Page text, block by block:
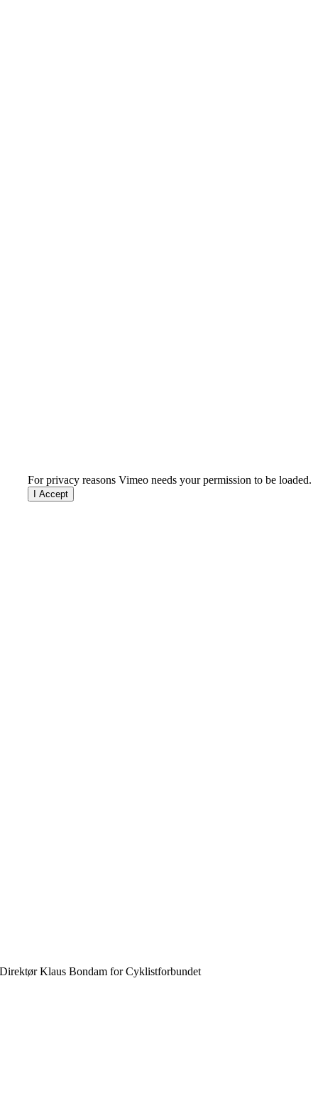
For privacy reasons Vimeo needs your permission to be loaded.
I Accept
Direktør Klaus Bondam for Cyklistforbundet